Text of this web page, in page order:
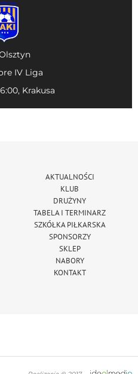
IV Liga
Krakusa
AKTUALNOŚCI
KLUB
DRUŻYNY
TABELA I TERMINARZ
SZKÓŁKA PIŁKARSKA
SPONSORZY
SKLEP
NABORY
KONTAKT